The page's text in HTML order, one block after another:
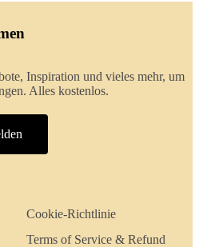
Inspiration und vieles mehr, um
Alles kostenlos.
Cookie-Richtlinie
Terms of Service & Refund